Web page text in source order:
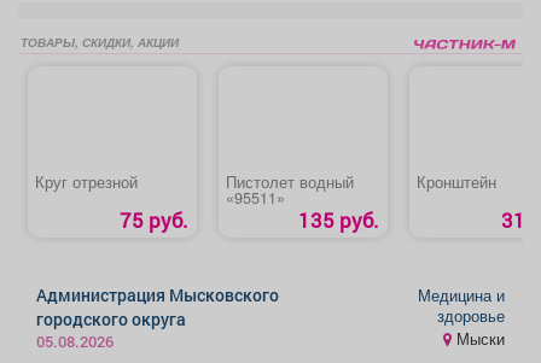
ТОВАРЫ, СКИДКИ, АКЦИИ
Круг отрезной
75 руб.
Пистолет водный
«95511»
135 руб.
Кронштейн
31
Администрация Мысковского
городского округа
05.08.2026
Медицина и
здоровье
Мыски